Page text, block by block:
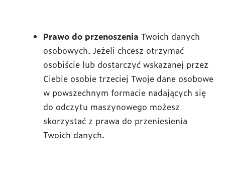
Prawo do przenoszenia Twoich danych
osobowych. Jeżeli chcesz otrzymać
osobiście lub dostarczyć wskazanej przez
Ciebie osobie trzeciej Twoje dane osobowe
w powszechnym formacie nadających się
do odczytu maszynowego możesz
skorzystać z prawa do przeniesienia
Twoich danych.